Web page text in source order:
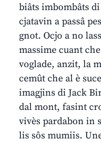
biâts imbombâts
cjatavin a passâ
gnot. Ocjo a no
massime cuant
voglade, anzit, la
cemût che al è
imagjins di Jack
dal mont, fasint
vivès pardabon in
lis sôs mumiis.